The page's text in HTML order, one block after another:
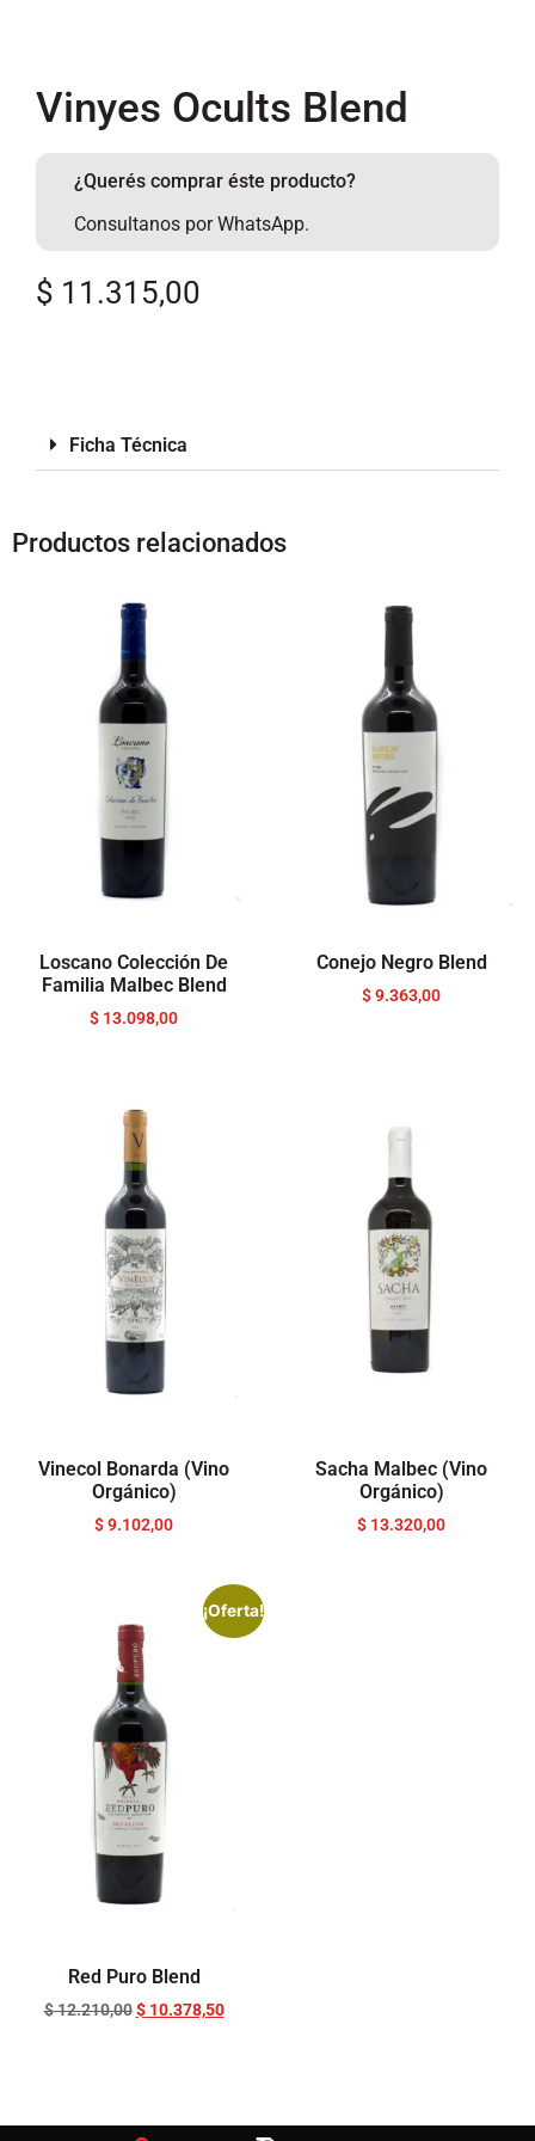
Vinyes Ocults Blend
¿Querés comprar éste producto?
Consultanos por WhatsApp.
$ 11.315,00
Ficha Técnica
Productos relacionados
Loscano Colección De
Familia Malbec Blend
$ 13.098,00
Conejo Negro Blend
$9.363,00
Vinecol Bonarda (Vino
Orgánico)
$9.102,00
Sacha Malbec (Vino
Orgánico)
$ 13.320,00
¡Oferta!
Red Puro Blend
$12.210,00 $10.378,50